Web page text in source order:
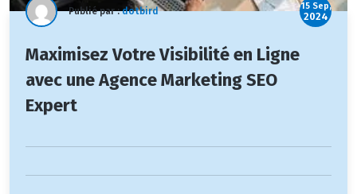
Publié par :dotbird 15 Sep,
2024
Maximisez Votre Visibilité en Ligne
avec une Agence Marketing SEO
Expert